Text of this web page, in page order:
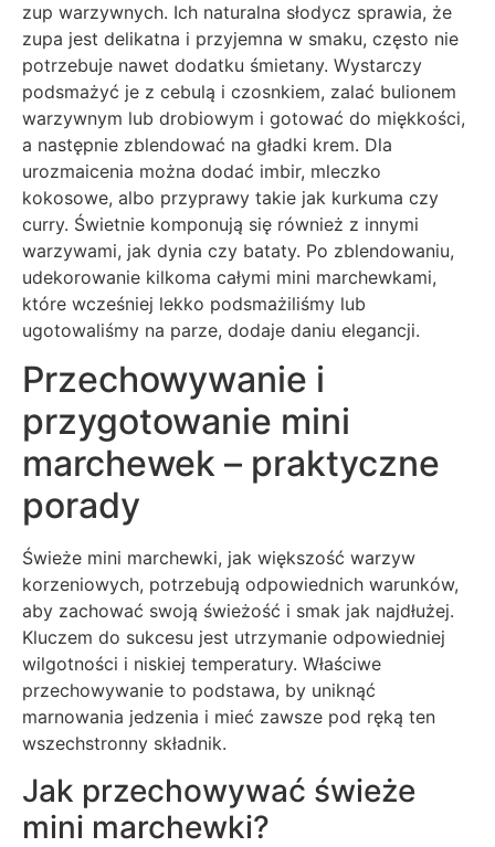
zup warzywnych. Ich naturalna słodycz sprawia, że
zupa jest delikatna i przyjemna w smaku, często nie
potrzebuje nawet dodatku śmietany. Wystarczy
podsmażyć je z cebulą i czosnkiem, zalać bulionem
warzywnym lub drobiowym i gotować do miękkości,
a następnie zblendować na gładki krem. Dla
urozmaicenia można dodać imbir, mleczko
kokosowe, albo przyprawy takie jak kurkuma czy
curry. Świetnie komponują się również z innymi
warzywami, jak dynia czy bataty. Po zblendowaniu,
udekorowanie kilkoma całymi mini marchewkami,
które wcześniej lekko podsmażiliśmy lub
ugotowaliśmy na parze, dodaje daniu elegancji.
Przechowywanie i
przygotowanie mini
marchewek – praktyczne
porady
Świeże mini marchewki, jak większość warzyw
korzeniowych, potrzebują odpowiednich warunków,
aby zachować swoją świeżość i smak jak najdłużej.
Kluczem do sukcesu jest utrzymanie odpowiedniej
wilgotności i niskiej temperatury. Właściwe
przechowywanie to podstawa, by uniknąć
marnowania jedzenia i mieć zawsze pod ręką ten
wszechstronny składnik.
Jak przechowywać świeże
mini marchewki?